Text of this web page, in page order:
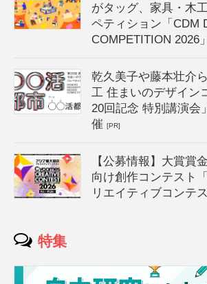
がタッグ、家具・木
ペティション「CDM
COMPETITION 2026
乾久美子や藤本壮介
工 住まいのデザイン
20回記念 特別講演会
催[PR]
【公募情報】大賞賞
向け創作コンテスト
リエイティブコンテ
特集